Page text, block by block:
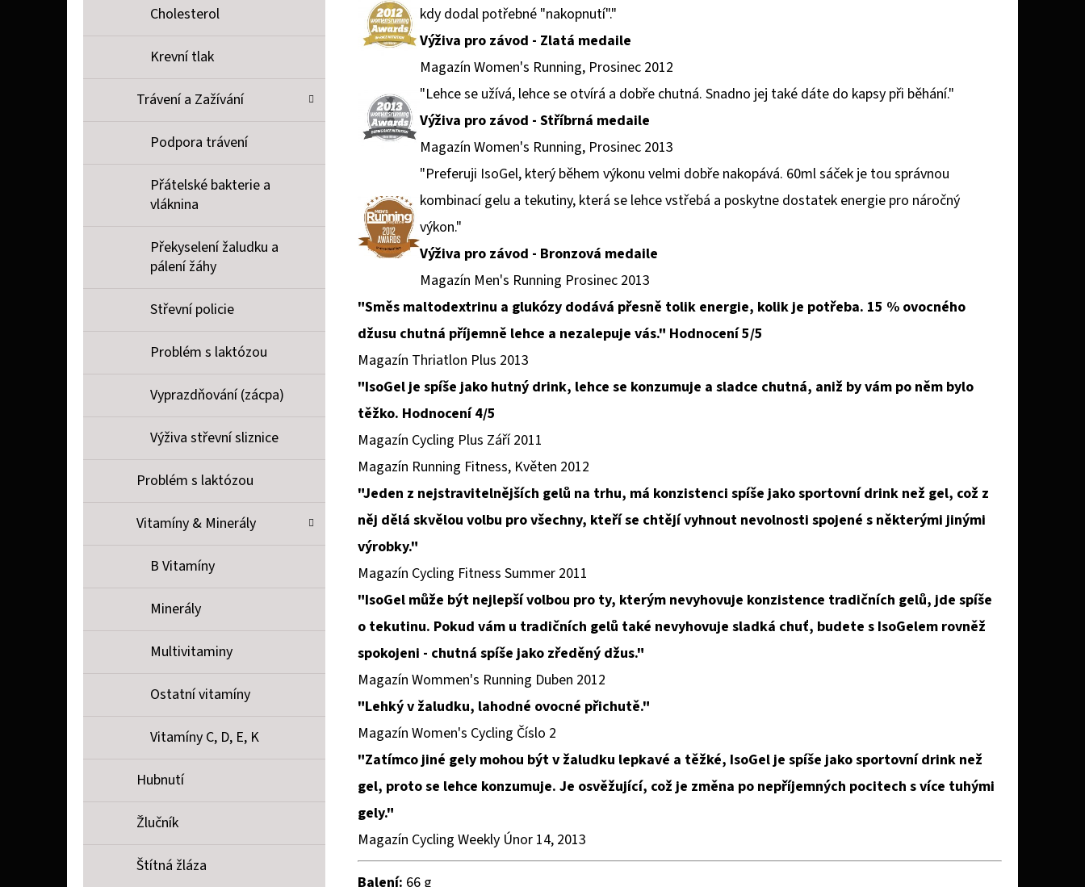
Cholesterol
Krevní tlak
Trávení a Zažívání
Podpora trávení
Přátelské bakterie a
vláknina
Překyselení žaludku a
pálení žáhy
Střevní policie
Problém s laktózou
Vyprazdňování (zácpa)
Výživa střevní sliznice
Problém s laktózou
Vitamíny & Minerály
B Vitamíny
Minerály
Multivitaminy
Ostatní vitamíny
Vitamíny C, D, E, K
Hubnutí
Žlučník
Štítná žláza
kdy dodal potřebné "nakopnutí"."
Výživa pro závod - Zlatá medaile
Magazín Women's Running, Prosinec 2012
"Lehce se užívá, lehce se otvírá a dobře chutná. Snadno jej také dáte do kapsy při běhání."
Výživa pro závod - Stříbrná medaile
Magazín Women's Running, Prosinec 2013
"Preferuji IsoGel, který během výkonu velmi dobře nakopává. 60ml sáček je tou správnou
kombinací gelu a tekutiny, která se lehce vstřebá a poskytne dostatek energie pro náročný
výkon."
Výživa pro závod - Bronzová medaile
Magazín Men's Running Prosinec 2013
"Směs maltodextrinu a glukózy dodává přesně tolik energie, kolik je potřeba. 15 % ovocného
džusu chutná příjemně lehce a nezalepuje vás." Hodnocení 5/5
Magazín Thriatlon Plus 2013
"IsoGel je spíše jako hutný drink, lehce se konzumuje a sladce chutná, aniž by vám po něm bylo
těžko. Hodnocení 4/5
Magazín Cycling Plus Září 2011
Magazín Running Fitness, Květen 2012
"Jeden z nejstravitelnějších gelů na trhu, má konzistenci spíše jako sportovní drink než gel, což z
něj dělá skvělou volbu pro všechny, kteří se chtějí vyhnout nevolnosti spojené s některými jinými
výrobky."
Magazín Cycling Fitness Summer 2011
"IsoGel může být nejlepší volbou pro ty, kterým nevyhovuje konzistence tradičních gelů, jde spíše
o tekutinu. Pokud vám u tradičních gelů také nevyhovuje sladká chuť, budete s IsoGelem rovněž
spokojeni - chutná spíše jako zředěný džus."
Magazín Wommen's Running Duben 2012
"Lehký v žaludku, lahodné ovocné přichutě."
Magazín Women's Cycling Číslo 2
"Zatímco jiné gely mohou být v žaludku lepkavé a těžké, IsoGel je spíše jako sportovní drink než
gel, proto se lehce konzumuje. Je osvěžující, což je změna po nepříjemných pocitech s více tuhými
gely."
Magazín Cycling Weekly Únor 14, 2013
Balení: 66 g